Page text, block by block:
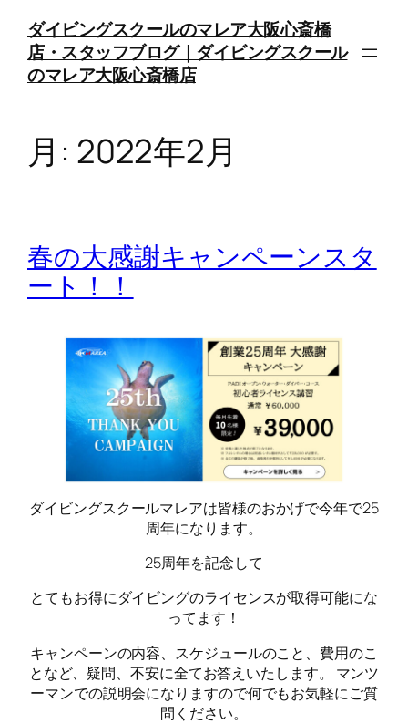
ダイビングスクールのマレア大阪心斎橋
店・スタッフブログ｜ダイビングスクール
のマレア大阪心斎橋店
月: 2022年2月
春の大感謝キャンペーンスタ
ート！！
ダイビングスクールマレアは皆様のおかげで今年で25
周年になります。
25周年を記念して
とてもお得にダイビングのライセンスが取得可能にな
ってます！
キャンペーンの内容、スケジュールのこと、費用のこ
となど、疑問、不安に全てお答えいたします。 マンツ
ーマンでの説明会になりますので何でもお気軽にご質
問ください。